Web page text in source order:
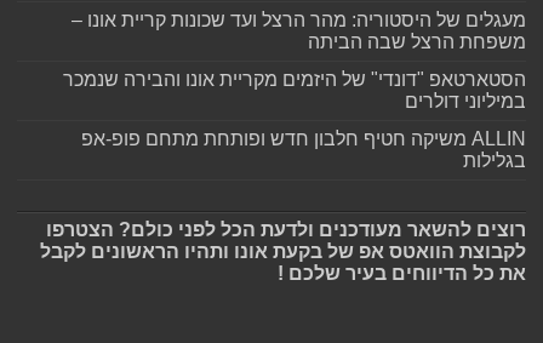
מעגלים של היסטוריה: מהר הרצל ועד שכונות קריית אונו –
משפחת הרצל שבה הביתה
הסטארטאפ "דונדי" של היזמים מקריית אונו והבירה שנמכר
במיליוני דולרים
ALLIN משיקה חטיף חלבון חדש ופותחת מתחם פופ-אפ
בגלילות
רוצים להשאר מעודכנים ולדעת הכל לפני כולם? הצטרפו
לקבוצת הוואטס אפ של בקעת אונו ותהיו הראשונים לקבל
את כל הדיווחים בעיר שלכם !